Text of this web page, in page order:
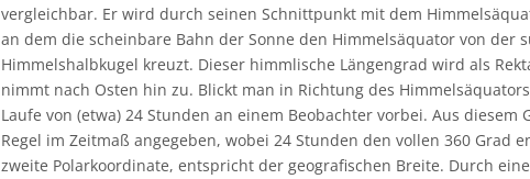
vergleichbar. Er wird durch seinen Schnittpunkt mit dem
an dem die scheinbare Bahn der Sonne den Himmelsäquator von der
Himmelshalbkugel kreuzt. Dieser himmlische Längengrad wird als
nimmt nach Osten hin zu. Blickt man in Richtung des
Laufe von (etwa) 24 Stunden an einem Beobachter vorbei. Aus
Regel im Zeitmaß angegeben, wobei 24 Stunden den vollen 360 Grad
zweite Polarkoordinate, entspricht der geografischen Breite. Durch